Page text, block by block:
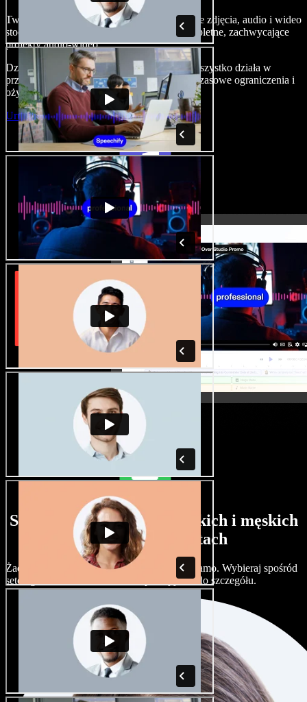
Twórz nagrania lektorskie, dodawaj bezpłatne zdjęcia, audio i wideo
stockowe, klonuj swój głos — i składaj kompletne, zachwycające
projekty audio-wideo.
Dzięki zerowej krzywej uczenia i temu, że wszystko działa w
przeglądarce, twórcy mogą porzucić dotychczasowe ograniczenia i
ożywić każdy kreatywny pomysł.
Uruchom Studio
Szeroki wybór głosów żeńskich i męskich
w różnych akcentach
Żadne dwa projekty nie muszą brzmieć tak samo. Wybieraj spośród
setek głosów i akcentów AI i dopracuj je co do szczegółu.